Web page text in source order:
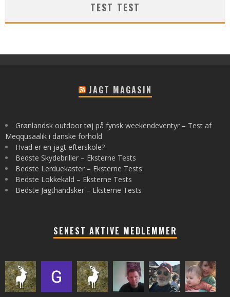
TEST TEST
JAGT MAGASIN
Grønlandsk outdoor tøj på fynsk weekendeventyr – Test af
Meqqusaalik i danske forhold
Hvad er en jagt efterskole?
Bedste Skydebriller – Eksterne Tests
Bedste Lerduekaster – Eksterne Tests
Bedste Lokkekald – Eksterne Tests
Bedste Jagthandsker – Eksterne Tests
SENEST AKTIVE MEDLEMMER